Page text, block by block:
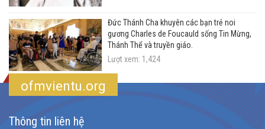
Đức Thánh Cha khuyên các bạn trẻ noi
gương Charles de Foucauld sống Tin Mừng,
Thánh Thể và truyền giáo.
Lượt xem: 1,424
ofmvientu.org
Thông tin liên hệ